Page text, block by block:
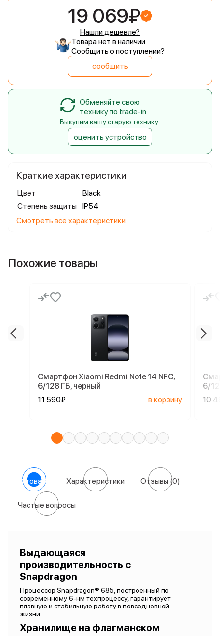
Краткие характеристики
Цвет
Black
Степень защиты
IP54
Смотреть все характеристики
19 069₽
Нашли дешевле?
Товара нет в наличии.
Сообщить о поступлении?
сообщить
Обменяйте свою
технику по trade-in
Выкупим вашу старую технику
оценить устройство
Похожие товары
Смартфон Xiaomi Redmi Note 14 NFC,
6/128 ГБ, черный
11 590₽
в корзину
6/
10
О товаре Характеристики Отзывы (0)
Частые вопросы
Выдающаяся
производительность с
Snapdragon
Процессор Snapdragon® 685, построенный по
современному 6-нм техпроцессу, гарантирует
плавную и стабильную работу в повседневной
жизни.
Хранилище на флагманском